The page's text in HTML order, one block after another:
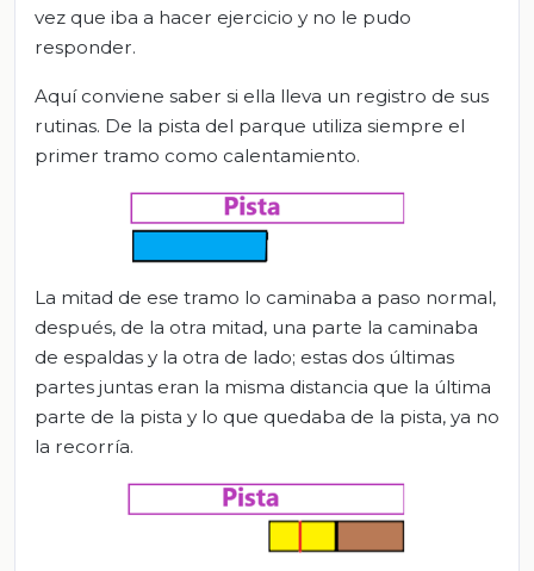
vez que iba a hacer ejercicio y no le pudo
responder.
Aquí conviene saber si ella lleva un registro de sus
rutinas. De la pista del parque utiliza siempre el
primer tramo como calentamiento.
La mitad de ese tramo lo caminaba a paso normal,
después, de la otra mitad, una parte la caminaba
de espaldas y la otra de lado; estas dos últimas
partes juntas eran la misma distancia que la última
parte de la pista y lo que quedaba de la pista, ya no
la recorría.